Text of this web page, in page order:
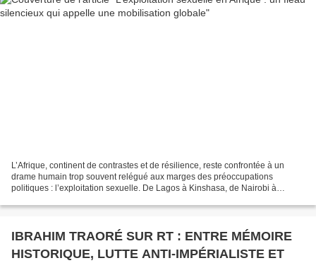
L’Afrique, continent de contrastes et de résilience, reste confrontée à un
drame humain trop souvent relégué aux marges des préoccupations
politiques : l’exploitation sexuelle. De Lagos à Kinshasa, de Nairobi à
IBRAHIM TRAORÉ SUR RT : ENTRE MÉMOIRE
HISTORIQUE, LUTTE ANTI-IMPÉRIALISTE ET